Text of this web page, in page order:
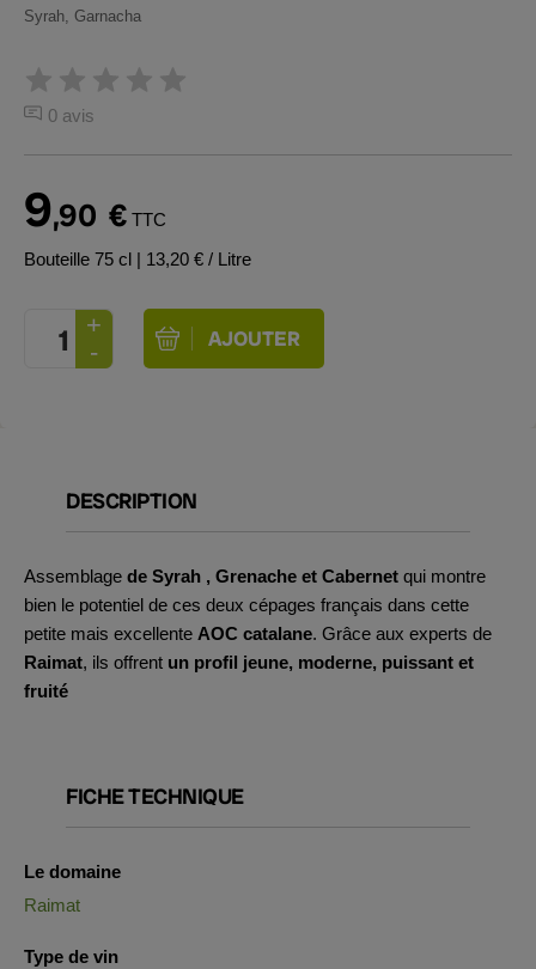
Syrah, Garnacha
0 avis
9,90 € TTC
Bouteille 75 cl | 13,20 € / Litre
DESCRIPTION
Assemblage de Syrah , Grenache et Cabernet qui montre
bien le potentiel de ces deux cépages français dans cette
petite mais excellente AOC catalane. Grâce aux experts de
Raimat, ils offrent un profil jeune, moderne, puissant et
fruité
FICHE TECHNIQUE
Le domaine
Raimat
Type de vin